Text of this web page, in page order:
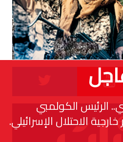
الرئيس الكولمبي
الاحتلال الإسرائيلي.